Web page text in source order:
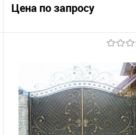
Цена по запросу
Запросить цену
Купить в 1 клик
К
В избранное
Под заказ